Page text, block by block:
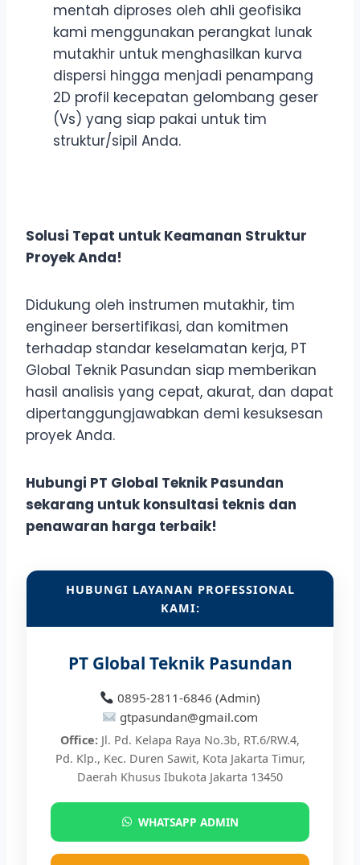
mentah diproses oleh ahli geofisika
kami menggunakan perangkat lunak
mutakhir untuk menghasilkan kurva
dispersi hingga menjadi penampang
2D profil kecepatan gelombang geser
(Vs) yang siap pakai untuk tim
struktur/sipil Anda.
Solusi Tepat untuk Keamanan Struktur
Proyek Anda!
Didukung oleh instrumen mutakhir, tim
engineer bersertifikasi, dan komitmen
terhadap standar keselamatan kerja, PT
Global Teknik Pasundan siap memberikan
hasil analisis yang cepat, akurat, dan dapat
dipertanggungjawabkan demi kesuksesan
proyek Anda.
Hubungi PT Global Teknik Pasundan
sekarang untuk konsultasi teknis dan
penawaran harga terbaik!
HUBUNGI LAYANAN PROFESSIONAL
KAMI:
PT Global Teknik Pasundan
0895-2811-6846 (Admin)
gtpasundan@gmail.com
Office: Jl. Pd. Kelapa Raya No.3b, RT.6/RW.4,
Pd. Klp., Kec. Duren Sawit, Kota Jakarta Timur,
Daerah Khusus Ibukota Jakarta 13450
WHATSAPP ADMIN